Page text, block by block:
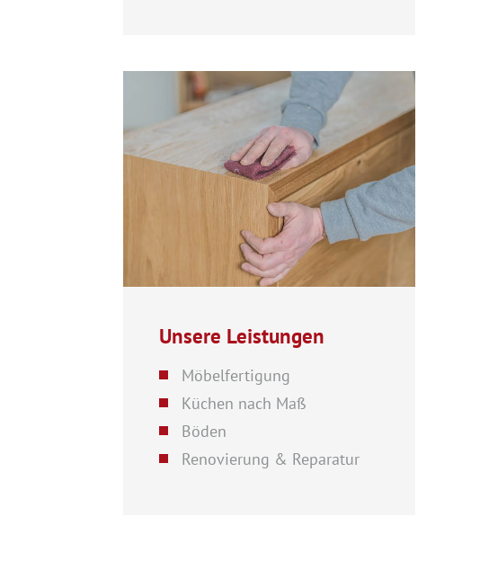
Unsere Leistungen
Möbelfertigung
Küchen nach Maß
Böden
Renovierung & Reparatur